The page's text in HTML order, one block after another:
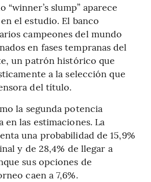
“winner’s slump” aparece
el estudio. El banco
campeones del mundo
en fases tempranas del
un patrón histórico que
a la selección que
del título.
la segunda potencia
en las estimaciones. La
una probabilidad de 15,9%
y de 28,4% de llegar a
sus opciones de
caen a 7,6%.